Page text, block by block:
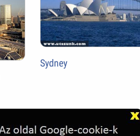
Sydney